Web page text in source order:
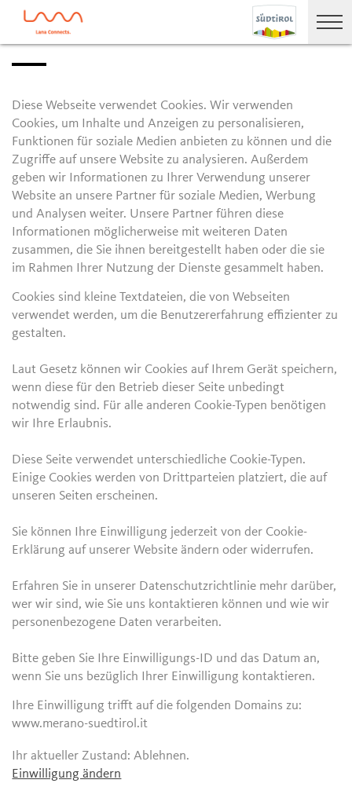
Diese Webseite verwendet Cookies. Wir verwenden
Cookies, um Inhalte und Anzeigen zu personalisieren,
Funktionen für soziale Medien anbieten zu können und die
Zugriffe auf unsere Website zu analysieren. Außerdem
geben wir Informationen zu Ihrer Verwendung unserer
Website an unsere Partner für soziale Medien, Werbung
und Analysen weiter. Unsere Partner führen diese
Informationen möglicherweise mit weiteren Daten
zusammen, die Sie ihnen bereitgestellt haben oder die sie
im Rahmen Ihrer Nutzung der Dienste gesammelt haben.
Cookies sind kleine Textdateien, die von Webseiten
verwendet werden, um die Benutzererfahrung effizienter zu
gestalten.
Laut Gesetz können wir Cookies auf Ihrem Gerät speichern,
wenn diese für den Betrieb dieser Seite unbedingt
notwendig sind. Für alle anderen Cookie-Typen benötigen
wir Ihre Erlaubnis.
Diese Seite verwendet unterschiedliche Cookie-Typen.
Einige Cookies werden von Drittparteien platziert, die auf
unseren Seiten erscheinen.
Sie können Ihre Einwilligung jederzeit von der Cookie-
Erklärung auf unserer Website ändern oder widerrufen.
Erfahren Sie in unserer Datenschutzrichtlinie mehr darüber,
wer wir sind, wie Sie uns kontaktieren können und wie wir
personenbezogene Daten verarbeiten.
Bitte geben Sie Ihre Einwilligungs-ID und das Datum an,
wenn Sie uns bezüglich Ihrer Einwilligung kontaktieren.
Ihre Einwilligung trifft auf die folgenden Domains zu:
www.merano-suedtirol.it
Ihr aktueller Zustand: Ablehnen.
Einwilligung ändern